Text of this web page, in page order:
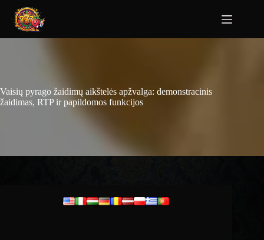
Vaisių pyrago žaidimų aikštelės apžvalga: demonstracinis
žaidimas, RTP ir papildomos funkcijos